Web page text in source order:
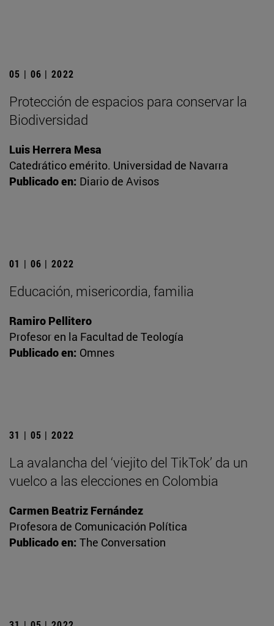
05 | 06 | 2022
Protección de espacios para conservar la
Biodiversidad
Luis Herrera Mesa
Catedrático emérito. Universidad de Navarra
Publicado en: Diario de Avisos
01 | 06 | 2022
Educación, misericordia, familia
Ramiro Pellitero
Profesor en la Facultad de Teología
Publicado en: Omnes
31 | 05 | 2022
La avalancha del ‘viejito del TikTok’ da un
vuelco a las elecciones en Colombia
Carmen Beatriz Fernández
Profesora de Comunicación Política
Publicado en: The Conversation